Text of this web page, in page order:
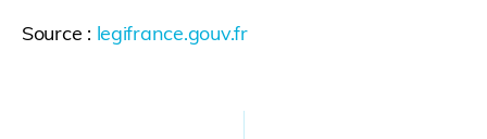
Source : legifrance.gouv.fr